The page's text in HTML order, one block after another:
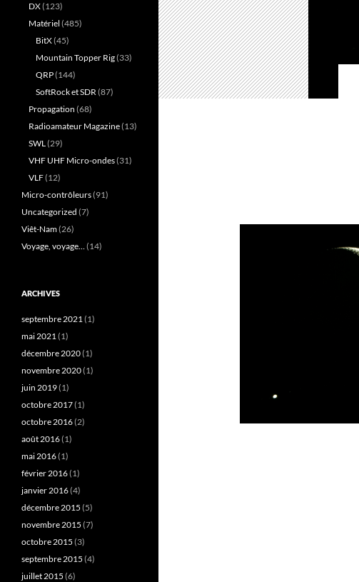
DX(123)
Matériel (485)
BitX(45)
Mountain Topper Rig(33)
QRP(144)
SoftRock et SDR(87)
Propagation (68)
Radioamateur Magazine(13)
SWL(29)
VHF UHF Micro-ondes(31)
VLF(12)
Micro-contrôleurs(91)
Uncategorized (7)
Viêt-Nam(26)
Voyage, voyage…(14)
ARCHIVES
septembre 2021(1)
mai 2021(1)
décembre 2020(1)
novembre 2020(1)
juin 2019(1)
octobre 2017(1)
octobre 2016(2)
août 2016(1)
mai 2016(1)
février 2016(1)
janvier 2016(4)
décembre 2015 (5)
novembre 2015 (7)
octobre 2015 (3)
septembre 2015 (4)
juillet 2015 (6)